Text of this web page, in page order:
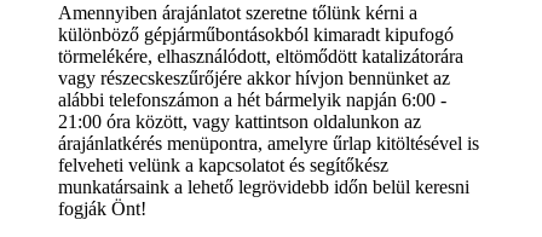
Amennyiben árajánlatot szeretne tőlünk kérni a
különböző gépjárműbontásokból kimaradt kipufogó
törmelékére, elhasználódott, eltömődött katalizátorára
vagy részecskeszűrőjére akkor hívjon bennünket az
alábbi telefonszámon a hét bármelyik napján 6:00 -
21:00 óra között, vagy kattintson oldalunkon az
árajánlatkérés menüpontra, amelyre űrlap kitöltésével is
felveheti velünk a kapcsolatot és segítőkész
munkatársaink a lehető legrövidebb időn belül keresni
fogják Önt!